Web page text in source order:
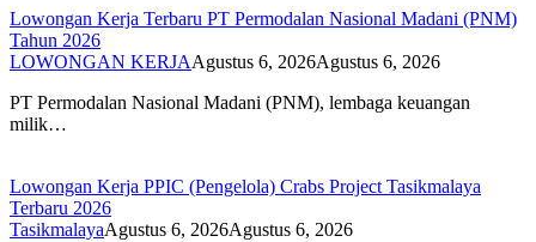
Lowongan Kerja Terbaru PT Permodalan Nasional Madani (PNM)
Tahun 2026
LOWONGAN KERJAAgustus 6, 2026Agustus 6, 2026
PT Permodalan Nasional Madani (PNM), lembaga keuangan
milik…
Lowongan Kerja PPIC (Pengelola) Crabs Project Tasikmalaya
Terbaru 2026
TasikmalayaAgustus 6, 2026Agustus 6, 2026